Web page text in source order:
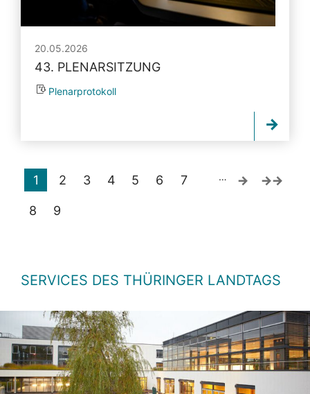
20.05.2026
43. PLENARSITZUNG
Plenarprotokoll
1 2 3 4 5 6 7
8 9
…
SERVICES DES THÜRINGER LANDTAGS